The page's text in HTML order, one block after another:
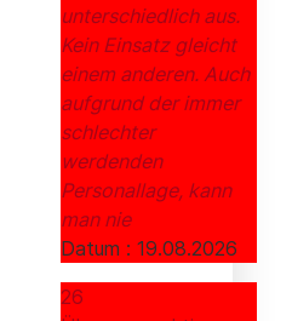
unterschiedlich aus.
Kein Einsatz gleicht
einem anderen. Auch
aufgrund der immer
schlechter
werdenden
Personallage, kann
man nie
Datum : 19.08.2026
26